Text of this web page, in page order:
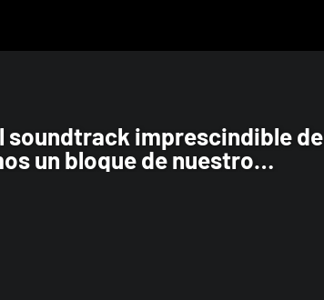
soundtrack imprescindible de
un bloque de nuestro